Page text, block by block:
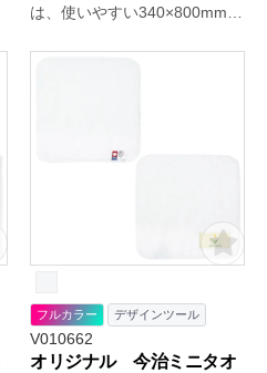
は、使いやすい340×800mmの
フルカラー デザインツール
V010662
オリジナル 今治ミニタオ